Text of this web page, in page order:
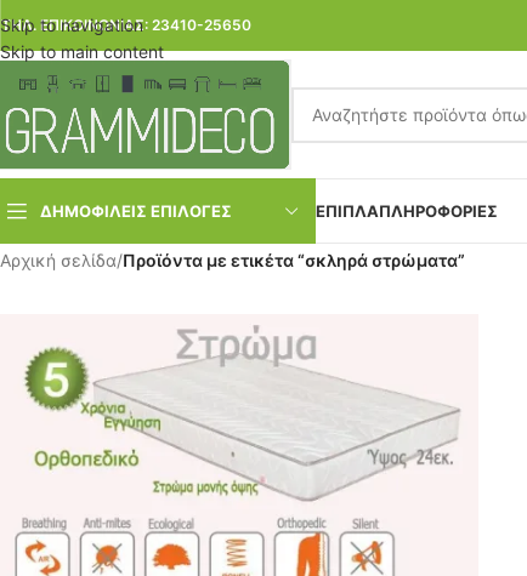
Skip to navigation
Skip to main content
ΤΗΛ. ΕΠΙΚΟΙΝΩΝΙΑΣ: 23410-25650
ΔΗΜΟΦΙΛΕΙΣ ΕΠΙΛΟΓΕΣ ΕΠΙΠΛΑΠΛΗΡΟΦΟΡΙΕΣ
Αρχική σελίδα/Προϊόντα με ετικέτα “σκληρά στρώματα”